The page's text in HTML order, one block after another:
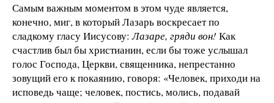
Самым важным моментом в этом чуде является,
конечно, миг, в который Лазарь воскресает по
сладкому гласу Иисусову:Лазаре, гряди вон! Как
счастлив был бы христианин, если бы тоже услышал
голос Господа, Церкви, священника, непрестанно
зовущий его к покаянию, говоря: «Человек, приходи на
исповедь чаще; человек, постись, молись, подавай